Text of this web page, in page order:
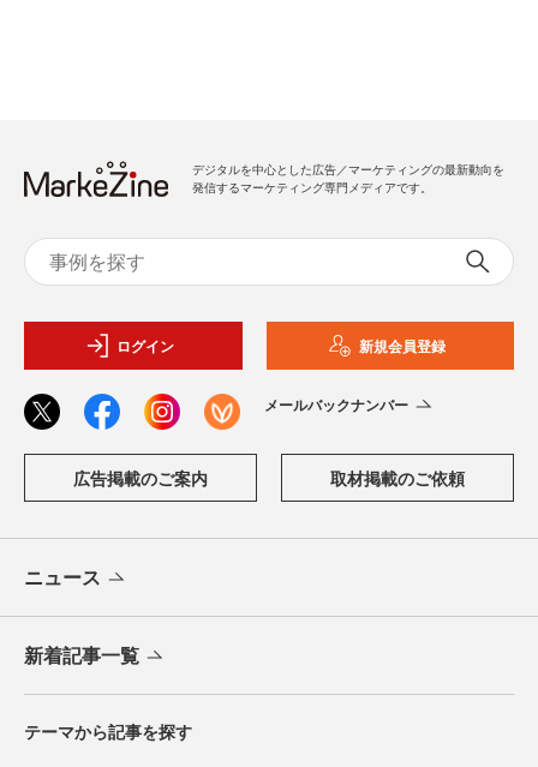
デジタルを中心とした広告／マーケティングの最新動向を
発信するマーケティング専門メディアです。
ログイン 新規会員登録
メールバックナンバー
広告掲載のご案内 取材掲載のご依頼
ニュース
新着記事一覧
テーマから記事を探す